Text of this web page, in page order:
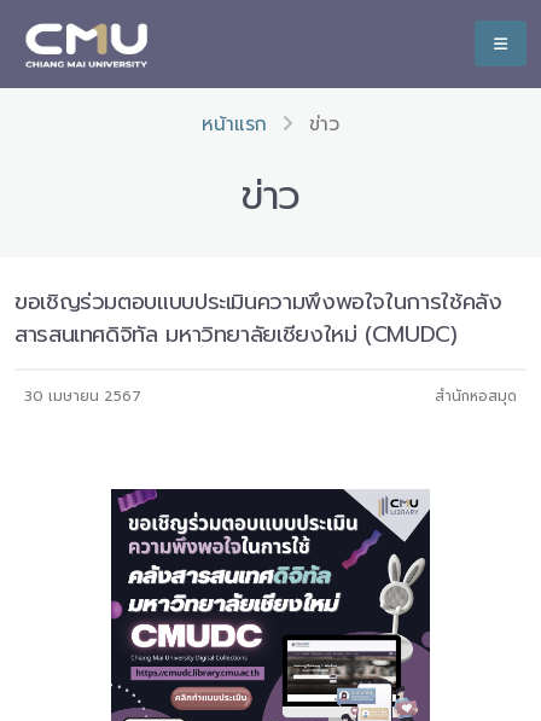
หน้าแรก ข่าว
ข่าว
ขอเชิญร่วมตอบแบบประเมินความพึงพอใจในการใช้คลัง
สารสนเทศดิจิทัล มหาวิทยาลัยเชียงใหม่ (CMUDC)
30 เมษายน 2567 สำนักหอสมุด